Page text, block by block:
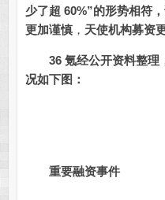
少了超 60%”的形势相符
更加谨慎， 天使机构募资
36 氪经公开资料整理
况如下图：
重要融资事件